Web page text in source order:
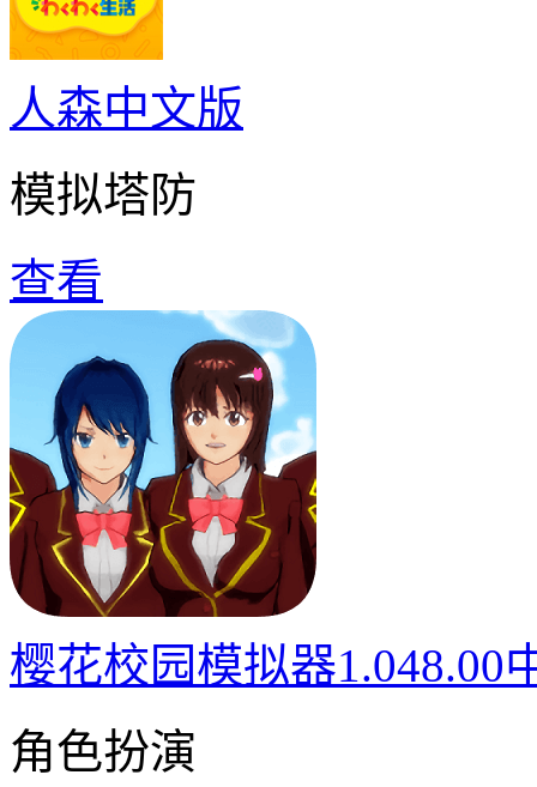
人森中文版
模拟塔防
查看
樱花校园模拟器1.048.00
角色扮演